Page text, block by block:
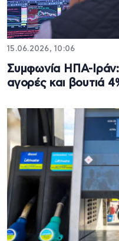
15.06.2026, 10:06
Συμφωνία ΗΠΑ-Ιράν:
αγορές και βουτιά